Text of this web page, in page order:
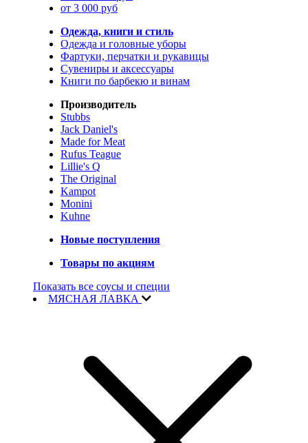
от 3 000 руб
Одежда, книги и стиль
Одежда и головные уборы
Фартуки, перчатки и рукавицы
Сувениры и аксессуары
Книги по барбекю и винам
Производитель
Stubbs
Jack Daniel's
Made for Meat
Rufus Teague
Lillie's Q
The Original
Kampot
Monini
Kuhne
Новые поступления
Товары по акциям
Показать все соусы и специи
МЯСНАЯ ЛАВКА